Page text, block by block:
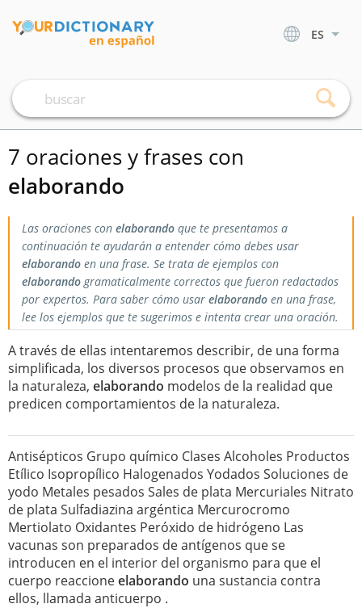
ES
7 oraciones y frases con
elaborando
Las oraciones con elaborando que te presentamos a
continuación te ayudarán a entender cómo debes usar
elaborando en una frase. Se trata de ejemplos con
elaborandogramaticalmente correctos que fueron redactados
por expertos. Para saber cómo usar elaborando en una frase,
lee los ejemplos que te sugerimos e intenta crear una oración.
A través de ellas intentaremos describir, de una forma
simplificada, los diversos procesos que observamos en
la naturaleza, elaborando modelos de la realidad que
predicen comportamientos de la naturaleza.
Antisépticos Grupo químico Clases Alcoholes Productos
Etílico Isopropílico Halogenados Yodados Soluciones de
yodo Metales pesados Sales de plata Mercuriales Nitrato
de plata Sulfadiazina argéntica Mercurocromo
Mertiolato Oxidantes Peróxido de hidrógeno Las
vacunas son preparados de antígenos que se
introducen en el interior del organismo para que el
cuerpo reaccioneelaborando una sustancia contra
ellos, llamada anticuerpo .